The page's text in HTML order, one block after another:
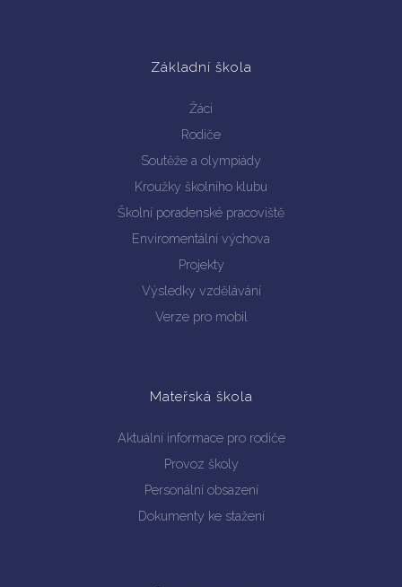
Základní škola
Žáci
Rodiče
Soutěže a olympiády
Kroužky školního klubu
Školní poradenské pracoviště
Enviromentální výchova
Projekty
Výsledky vzdělávání
Verze pro mobil
Mateřská škola
Aktuální informace pro rodiče
Provoz školy
Personální obsazení
Dokumenty ke stažení